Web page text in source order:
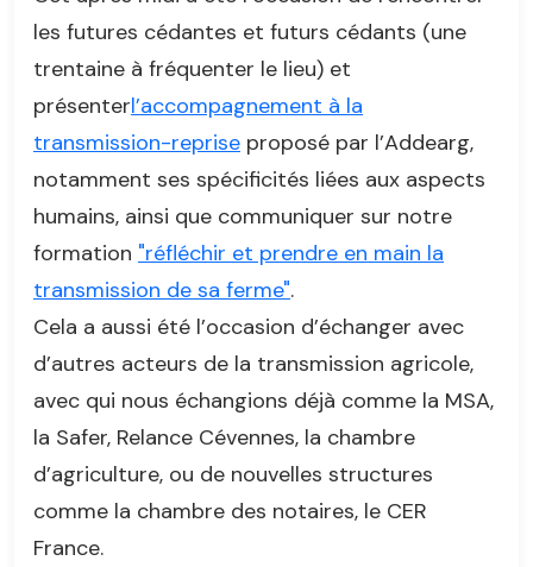
les futures cédantes et futurs cédants (une
trentaine à fréquenter le lieu) et
présenterl’accompagnement à la
transmission-reprise proposé par l’Addearg,
notamment ses spécificités liées aux aspects
humains, ainsi que communiquer sur notre
formation "réfléchir et prendre en main la
transmission de sa ferme".
Cela a aussi été l’occasion d’échanger avec
d’autres acteurs de la transmission agricole,
avec qui nous échangions déjà comme la MSA,
la Safer, Relance Cévennes, la chambre
d’agriculture, ou de nouvelles structures
comme la chambre des notaires, le CER
France.